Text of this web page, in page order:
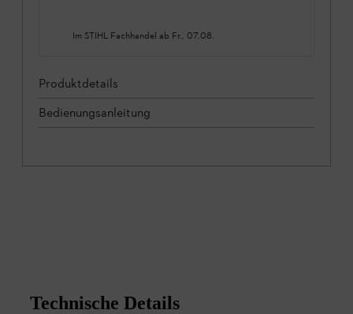
Im STIHL Fachhandel ab Fr., 07.08.
Produktdetails
Bedienungsanleitung
Technische Details